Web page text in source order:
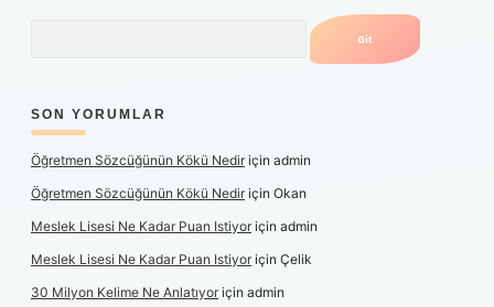
SON YORUMLAR
Öğretmen Sözcüğünün Kökü Nediriçin admin
Öğretmen Sözcüğünün Kökü Nediriçin Okan
Meslek Lisesi Ne Kadar Puan Istiyoriçin admin
Meslek Lisesi Ne Kadar Puan Istiyoriçin Çelik
30 Milyon Kelime Ne Anlatıyoriçin admin